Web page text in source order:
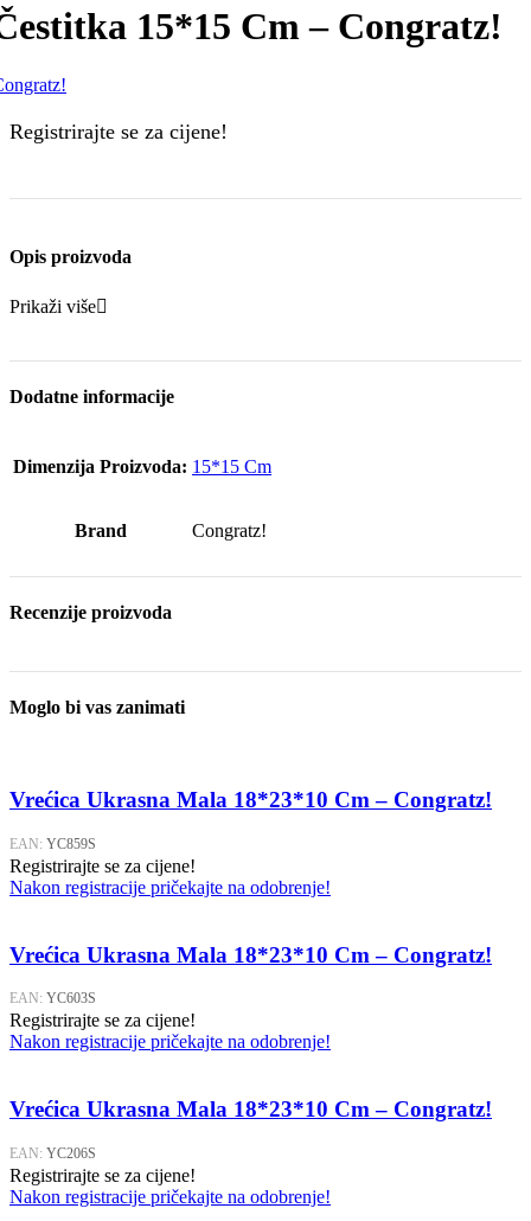
15*15 Cm – Congratz!
Registrirajte se za cijene!
Opis proizvoda
Prikaži više
Dodatne informacije
Dimenzija Proizvoda: 15*15 Cm
Brand Congratz!
Recenzije proizvoda
Moglo bi vas zanimati
Vrećica Ukrasna Mala 18*23*10 Cm – Congratz!
EAN: YC859S
Registrirajte se za cijene!
Nakon registracije pričekajte na odobrenje!
Vrećica Ukrasna Mala 18*23*10 Cm – Congratz!
EAN: YC603S
Registrirajte se za cijene!
Nakon registracije pričekajte na odobrenje!
Vrećica Ukrasna Mala 18*23*10 Cm – Congratz!
EAN: YC206S
Registrirajte se za cijene!
Nakon registracije pričekajte na odobrenje!